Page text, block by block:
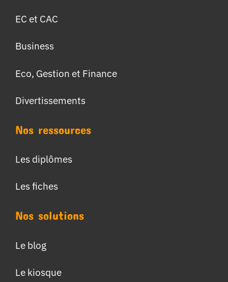
EC et CAC
Business
Eco, Gestion et Finance
Divertissements
Nos ressources
Les diplômes
Les fiches
Nos solutions
Le blog
Le kiosque